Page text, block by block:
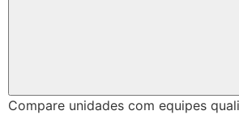
Compare unidades com equipes